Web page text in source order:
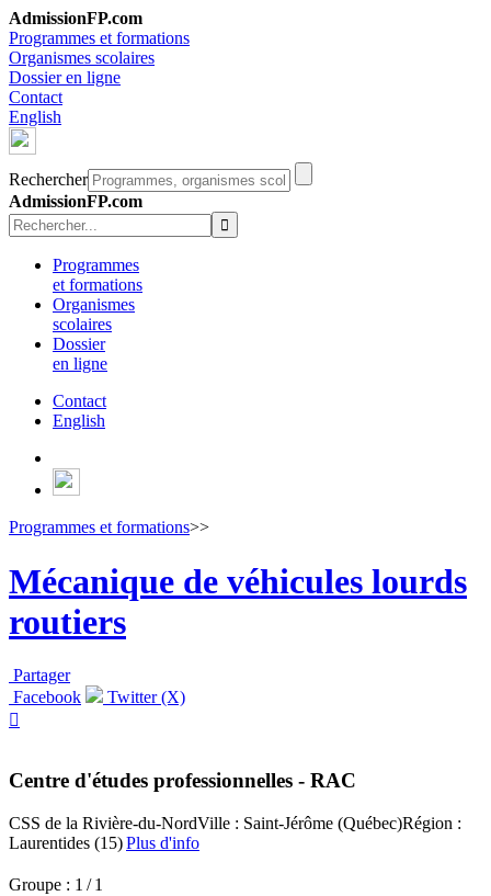
AdmissionFP.com
Programmes et formations
Organismes scolaires
Dossier en ligne
Contact
English
Rechercher
AdmissionFP.com
Programmes
et formations
Organismes
scolaires
Dossier
en ligne
Contact
English
Programmes et formations>>
Mécanique de véhicules lourds
routiers
Partager
Facebook
Twitter (X)

Centre d'études professionnelles - RAC
CSS de la Rivière-du-NordVille : Saint-Jérôme (Québec)Région :
Laurentides (15)Plus d'info
Groupe : 1 / 1